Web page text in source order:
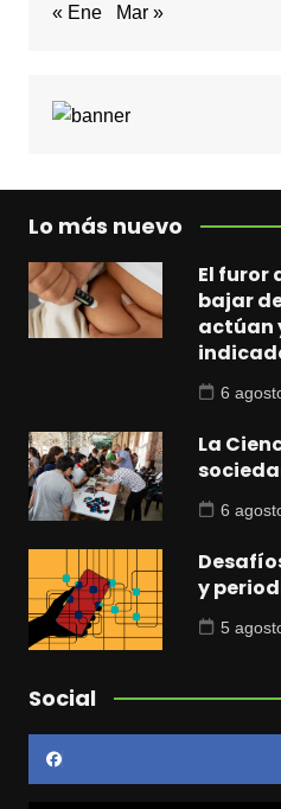
« Ene Mar »
Lo más nuevo
El furor
bajar
actúan
6
La
6
y
5
Social